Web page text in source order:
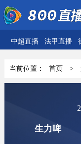
中超直播 法甲直播
当前位置： 首页 >
生力啤